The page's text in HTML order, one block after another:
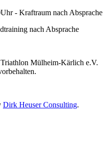
- Kraftraum nach Absprache
nach Absprache
Mülheim-Kärlich e.V.
Dirk Heuser Consulting.